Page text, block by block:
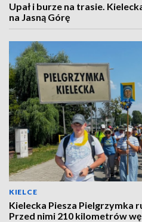
Upał i burze na trasie.
na Jasną Górę
KIELCE
Kielecka Piesza Pielgrzymka
Przed nimi 210 kilometrów